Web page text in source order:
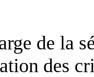
de la
des